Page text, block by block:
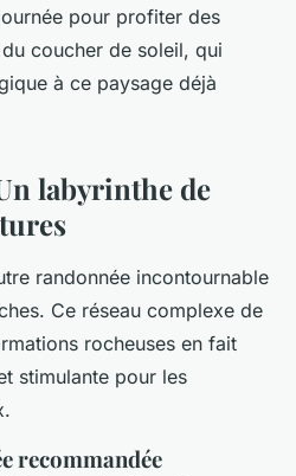
pour profiter des
du coucher de soleil, qui
à ce paysage déjà
labyrinthe de
randonnée incontournable
Ce réseau complexe de
rocheuses en fait
stimulante pour les
recommandée